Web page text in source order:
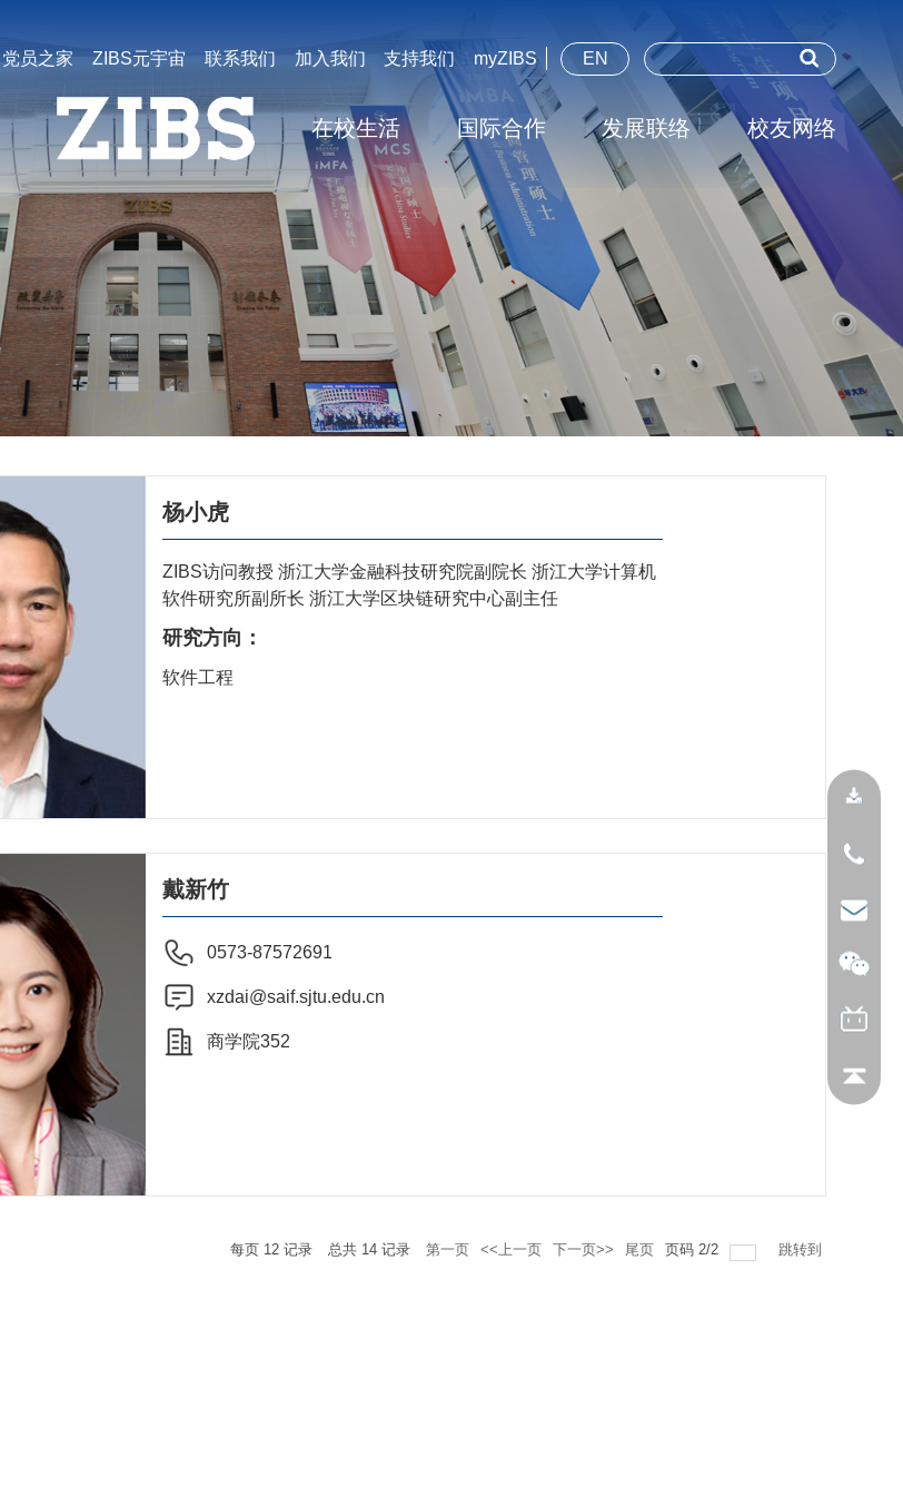
党员之家 ZIBS元宇宙 联系我们 加入我们 支持我们 myZIBS EN
在校生活 国际合作 发展联络 校友网络
杨小虎
ZIBS访问教授 浙江大学金融科技研究院副院长 浙江大学计算机
软件研究所副所长 浙江大学区块链研究中心副主任
研究方向：
软件工程
戴新竹
0573-87572691
xzdai@saif.sjtu.edu.cn
商学院352
每页 12 记录 总共 14 记录 第一页 <<上一页 下一页>> 尾页 页码 2/2 跳转到